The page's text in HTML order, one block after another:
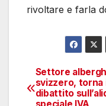
rivoltare e farla
Settore
svizzero, torna
dibattito